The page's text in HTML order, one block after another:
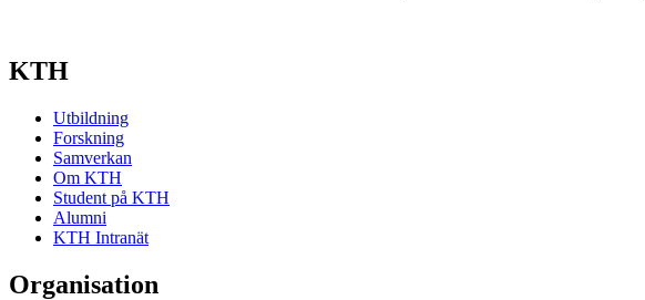
KTH
Utbildning
Forskning
Samverkan
Om KTH
Student på KTH
Alumni
KTH Intranät
Organisation